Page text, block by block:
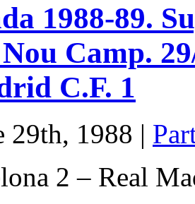
1988-89.
Camp.
C.F. 1
29th, 1988 |
2 – Real